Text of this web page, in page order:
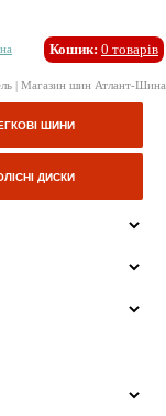
Кошик: 0 товарів
ШИНИ
ДИСКИ